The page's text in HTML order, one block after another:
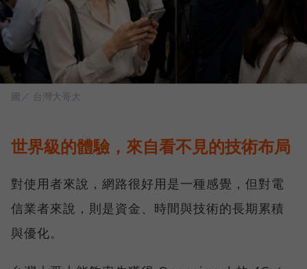
圖／ 台灣大哥大
世界級的體驗，來自看不見的技術布局
對使用者來說，網路很好用是一種感覺，但對電
信業者來說，則是資金、時間與技術的長期累積
與優化。